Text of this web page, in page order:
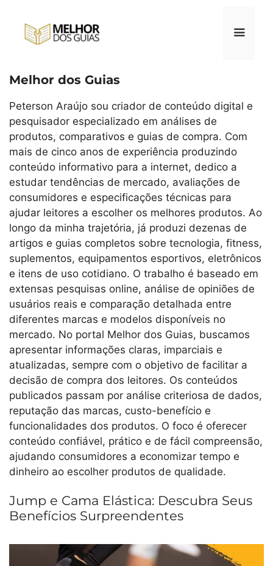
Melhor dos Guias
Peterson Araújo sou criador de conteúdo digital e
pesquisador especializado em análises de
produtos, comparativos e guias de compra. Com
mais de cinco anos de experiência produzindo
conteúdo informativo para a internet, dedico a
estudar tendências de mercado, avaliações de
consumidores e especificações técnicas para
ajudar leitores a escolher os melhores produtos. Ao
longo da minha trajetória, já produzi dezenas de
artigos e guias completos sobre tecnologia, fitness,
suplementos, equipamentos esportivos, eletrônicos
e itens de uso cotidiano. O trabalho é baseado em
extensas pesquisas online, análise de opiniões de
usuários reais e comparação detalhada entre
diferentes marcas e modelos disponíveis no
mercado. No portal Melhor dos Guias, buscamos
apresentar informações claras, imparciais e
atualizadas, sempre com o objetivo de facilitar a
decisão de compra dos leitores. Os conteúdos
publicados passam por análise criteriosa de dados,
reputação das marcas, custo-benefício e
funcionalidades dos produtos. O foco é oferecer
conteúdo confiável, prático e de fácil compreensão,
ajudando consumidores a economizar tempo e
dinheiro ao escolher produtos de qualidade.
Jump e Cama Elástica: Descubra Seus
Benefícios Surpreendentes